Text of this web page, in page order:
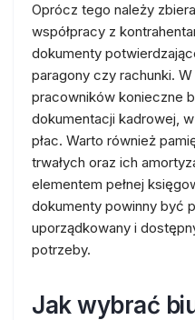
Oprócz tego należy
współpracy z
dokumenty
paragony czy rachunki.
pracowników konieczne
dokumentacji kadrowej,
płac. Warto również
trwałych oraz ich
elementem pełnej
dokumenty powinny być
uporządkowany i
potrzeby.
Jak wybrać